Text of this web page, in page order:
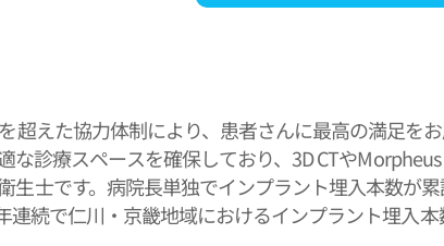
超えた協力体制により、患者さんに最高の満足を
な診療スペースを確保しており、3D CTや
生士です。病院長単独でインプラント埋入本数が累
連続で仁川・京畿地域におけるインプラント埋入